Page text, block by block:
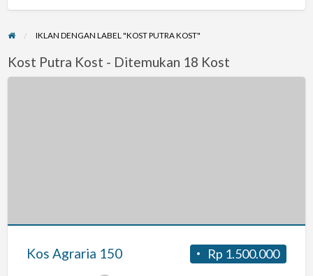
IKLAN DENGAN LABEL "KOST PUTRA KOST"
Kost Putra Kost - Ditemukan 18 Kost
Rp 1.500.000
Kos Agraria 150